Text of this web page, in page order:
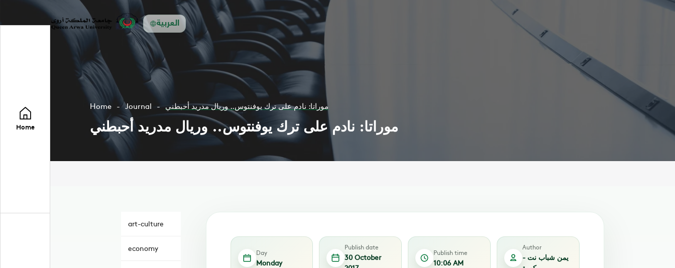
العربية
Home
Home Journal موراتا: نادم على ترك يوفنتوس.. وريال مدريد أحبطني
موراتا: نادم على ترك يوفنتوس.. وريال مدريد أحبطني
art-culture
economy Day
Monday
Publish date
30 October
Publish time
10:06 AM
Author
يمن شباب نت -